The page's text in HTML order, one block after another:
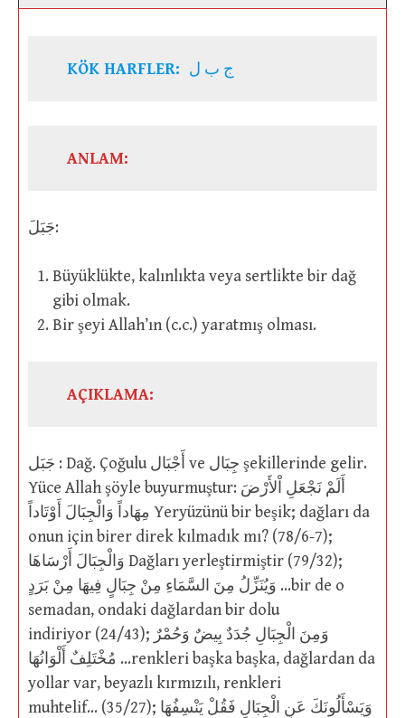
KÖK HARFLER: ج ب ل
ANLAM:
جَبَلَ:
Büyüklükte, kalınlıkta veya sertlikte bir dağ
gibi olmak.
Bir şeyi Allah’ın (c.c.) yaratmış olması.
AÇIKLAMA:
جَبَل : Dağ. Çoğulu أَجْبَال ve جِبَال şekillerinde gelir.
Yüce Allah şöyle buyurmuştur: أَلَمْ نَجْعَلِ اْلأَرْضَ
مِهَاداً وَالْجِبَالَ أَوْتَاداً Yeryüzünü bir beşik; dağları da
onun için birer direk kılmadık mı? (78/6-7);
وَالْجِبَالَ أَرْسَاهَا Dağları yerleştirmiştir (79/32);
وَيُنَزِّلُ مِنَ السَّمَاءِ مِنْ جِبَالٍ فِيهَا مِنْ بَرَدٍ …bir de o
semadan, ondaki dağlardan bir dolu
indiriyor (24/43); وَمِنَ الْجِبَالِ جُدَدٌ بِيضٌ وَحُمْرٌ
مُخْتَلِفٌ أَلْوَانُهَا …renkleri başka başka, dağlardan da
yollar var, beyazlı kırmızılı, renkleri
muhtelif… (35/27); وَيَسْأَلُونَكَ عَنِ الْجِبَالِ فَقُلْ يَنْسِفُهَا